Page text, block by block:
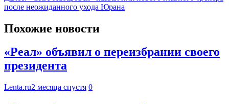
после неожиданного ухода Юрана
Похожие новости
«Реал» объявил о переизбрании своего
президента
Lenta.ru2 месяца спустя 0